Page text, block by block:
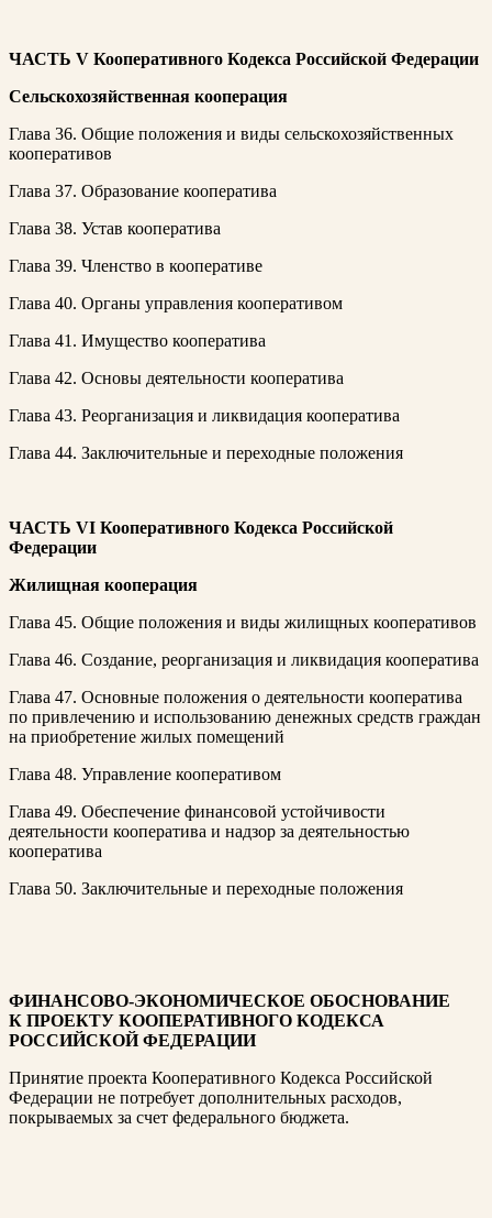
ЧАСТЬ V Кооперативного Кодекса Российской Федерации
Сельскохозяйственная кооперация
Глава 36. Общие положения и виды сельскохозяйственных
кооперативов
Глава 37. Образование кооператива
Глава 38. Устав кооператива
Глава 39. Членство в кооперативе
Глава 40. Органы управления кооперативом
Глава 41. Имущество кооператива
Глава 42. Основы деятельности кооператива
Глава 43. Реорганизация и ликвидация кооператива
Глава 44. Заключительные и переходные положения
ЧАСТЬ VI Кооперативного Кодекса Российской
Федерации
Жилищная кооперация
Глава 45. Общие положения и виды жилищных кооперативов
Глава 46. Создание, реорганизация и ликвидация кооператива
Глава 47. Основные положения о деятельности кооператива
по привлечению и использованию денежных средств граждан
на приобретение жилых помещений
Глава 48. Управление кооперативом
Глава 49. Обеспечение финансовой устойчивости
деятельности кооператива и надзор за деятельностью
кооператива
Глава 50. Заключительные и переходные положения
ФИНАНСОВО-ЭКОНОМИЧЕСКОЕ ОБОСНОВАНИЕ
К ПРОЕКТУ КООПЕРАТИВНОГО КОДЕКСА
РОССИЙСКОЙ ФЕДЕРАЦИИ
Принятие проекта Кооперативного Кодекса Российской
Федерации не потребует дополнительных расходов,
покрываемых за счет федерального бюджета.